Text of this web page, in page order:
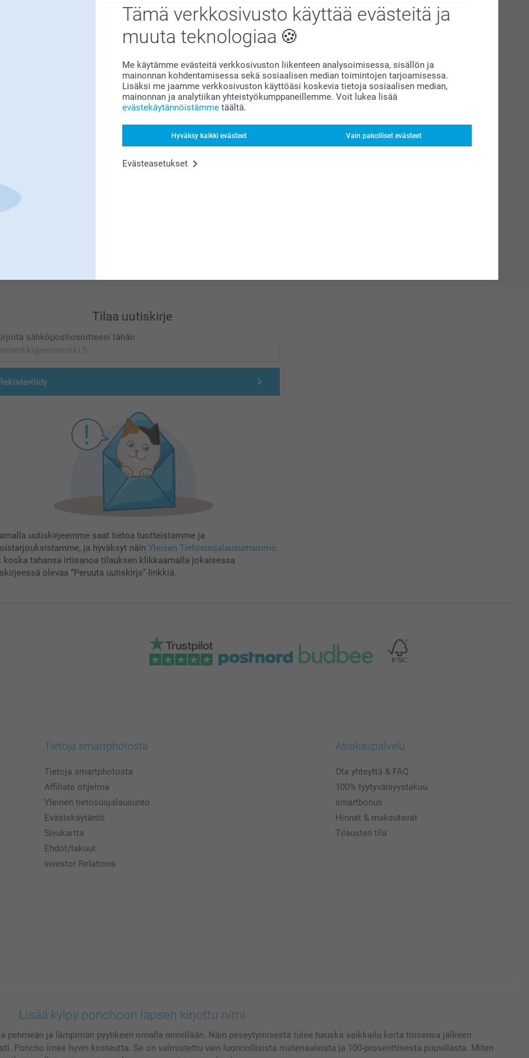
Tämä verkkosivusto käyttää evästeitä ja
muuta teknologiaa
Me käytämme evästeitä verkkosivuston liikenteen analysoimisessa, sisällön ja
mainonnan kohdentamisessa sekä sosiaalisen median toimintojen tarjoamisessa.
Lisäksi me jaamme verkkosivuston käyttöäsi koskevia tietoja sosiaalisen median,
mainonnan ja analytiikan yhteistyökumppaneillemme. Voit lukea lisää
evästekäytännöistämme täältä.
Hyväksy kaikki evästeet Vain pakolliset evästeet
Evästeasetukset
Bonusta kaikista tilauksista
Etsitkö inspiraatiota?
Tilaa uutiskirje
sähköpostiosoitteesi tähän
uutiskirjeemme saat tietoa tuotteistamme ja
ja hyväksyt näin Yleisen Tietosuojalausumamme.
koska tahansa irtisanoa tilauksen klikkaamalla jokaisessa
olevaa “Peruuta uutiskirje”-linkkiä.
Tietoja smartphotosta
Tietoja smartphotosta
Affiliate ohjelma
Yleinen tietosuojalausunto
Evästekäytäntö
Sivukartta
Ehdot/takuut
Investor Relations
Asiakaspalvelu
Ota yhteyttä & FAQ
100% tyytyväisyystakuu
smartbonus
Hinnat & maksutavat
Tilausten tila
Lisää kylpy ponchoon lapsen kirjottu nimi
pehmeän ja lämpimän pyyhkeen omalla nimellään. Näin peseytymisestä tulee hauska seikkailu kerta toisensa jälkeen.
Poncho imee hyvin kosteutta. Se on valmistettu vain luonnollisista materiaaleista ja 100-prosenttisesta puuvillasta. Miten